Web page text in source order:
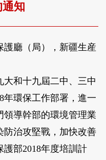
知
廳（局），新疆生産
和十九屆二中、三中
年環保工作部署，進一
領導幹部的環境管理業
防治攻堅戰，加快改善
護部2018年度培訓計